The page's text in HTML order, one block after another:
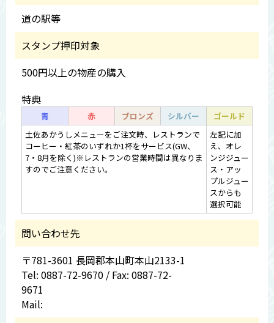
道の駅等
スタンプ押印対象
500円以上の物産の購入
特典
青 赤 ブロンズ シルバー
ゴールド
土佐あかうしメニューをご注文時、レストランで
コーヒー・紅茶のいずれか1杯をサービス(GW、
7・8月を除く)※レストランの営業時間は異なりま
すのでご注意ください。
左記に加
え、オレ
ンジジュー
ス・アッ
プルジュー
スからも
選択可能
問い合わせ先
〒781-3601 長岡郡本山町本山2133-1
Tel: 0887-72-9670 / Fax: 0887-72-
9671
Mail: